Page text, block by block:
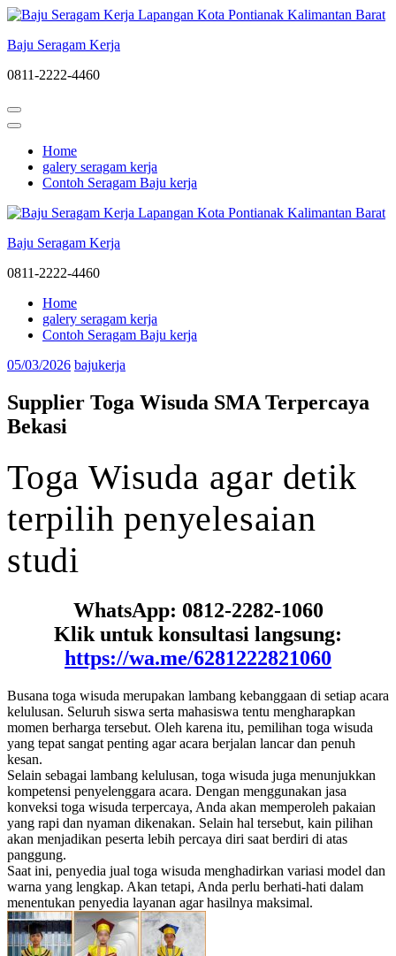
Lompat
konten
Enter)
Baju Seragam Kerja
0811-2222-4460
Home
galery seragam kerja
Contoh Seragam Baju kerja
Baju Seragam Kerja
0811-2222-4460
Home
galery seragam kerja
Contoh Seragam Baju kerja
05/03/2026 bajukerja
Supplier Toga Wisuda SMA Terpercaya
Bekasi
Toga Wisuda agar detik
terpilihpenyelesaian
studi
WhatsApp: 0812-2282-1060
Klik untuk konsultasi langsung:
https://wa.me/6281222821060
Busana toga wisuda merupakan lambang kebanggaan di setiap acara
kelulusan. Seluruh siswa serta mahasiswa tentu mengharapkan
momen berharga tersebut. Oleh karena itu, pemilihan toga wisuda
yang tepat sangat penting agar acara berjalan lancar dan penuh
kesan.
Selain sebagai lambang kelulusan, toga wisuda juga menunjukkan
kompetensi penyelenggara acara. Dengan menggunakan jasa
konveksi toga wisuda terpercaya, Anda akan memperoleh pakaian
yang rapi dan nyaman dikenakan. Selain hal tersebut, kain pilihan
akan menjadikan peserta lebih percaya diri saat berdiri di atas
panggung.
Saat ini, penyedia jual toga wisuda menghadirkan variasi model dan
warna yang lengkap. Akan tetapi, Anda perlu berhati-hati dalam
menentukan penyedia layanan agar hasilnya maksimal.